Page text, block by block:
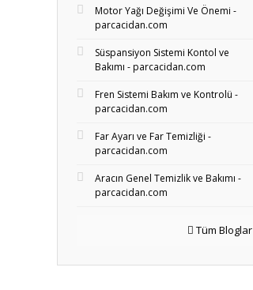
Motor Yağı Değişimi Ve Önemi -
parcacidan.com
Süspansiyon Sistemi Kontol ve
Bakımı - parcacidan.com
Fren Sistemi Bakım ve Kontrolü -
parcacidan.com
Far Ayarı ve Far Temizliği -
parcacidan.com
Aracın Genel Temizlik ve Bakımı -
parcacidan.com
Tüm Bloglar